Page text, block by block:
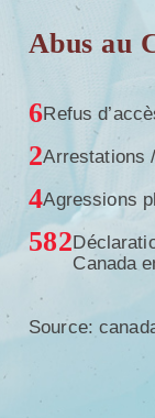
Abus au
6Refus
2Arrestations
4Agressions
582
Canada
Source: